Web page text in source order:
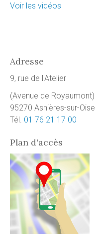
Voir les vidéos
Adresse
9, rue de l'Atelier
(Avenue de Royaumont)
95270 Asnières-sur-Oise
Tél. 01 76 21 17 00
Plan d'accès